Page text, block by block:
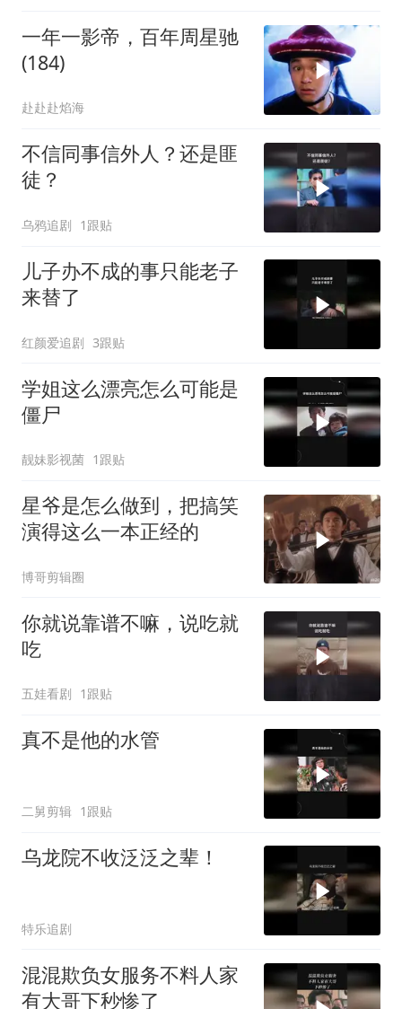
一年一影帝，百年周星驰
(184)
赴赴赴焰海
不信同事信外人？还是匪
徒？
乌鸦追剧 1跟贴
儿子办不成的事只能老子
来替了
红颜爱追剧 3跟贴
学姐这么漂亮怎么可能是
僵尸
靓妹影视菌 1跟贴
星爷是怎么做到，把搞笑
演得这么一本正经的
博哥剪辑圈
你就说靠谱不嘛，说吃就
吃
五娃看剧 1跟贴
真不是他的水管
二舅剪辑 1跟贴
乌龙院不收泛泛之辈！
特乐追剧
混混欺负女服务不料人家
有大哥下秒惨了